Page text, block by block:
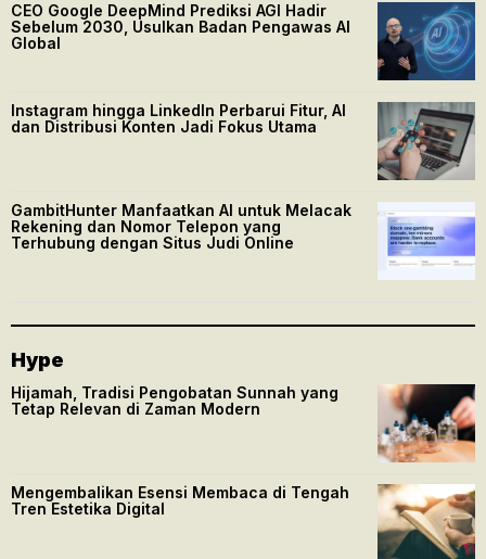
CEO Google DeepMind Prediksi AGI Hadir
Sebelum 2030, Usulkan Badan Pengawas AI
Global
Instagram hingga LinkedIn Perbarui Fitur, AI
dan Distribusi Konten Jadi Fokus Utama
GambitHunter Manfaatkan AI untuk Melacak
Rekening dan Nomor Telepon yang
Terhubung dengan Situs Judi Online
Hype
Hijamah, Tradisi Pengobatan Sunnah yang
Tetap Relevan di Zaman Modern
Mengembalikan Esensi Membaca di Tengah
Tren Estetika Digital